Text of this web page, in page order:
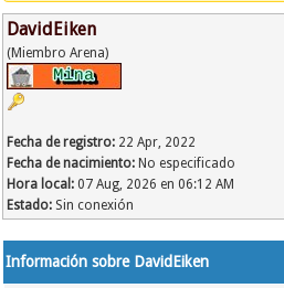
DavidEiken
(Miembro Arena)
Fecha de registro: 22 Apr, 2022
Fecha de nacimiento: No especificado
Hora local: 07 Aug, 2026 en 06:12 AM
Estado: Sin conexión
Información sobre DavidEiken